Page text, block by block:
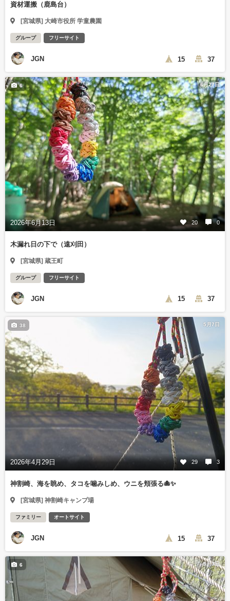
資材運搬（鹿島台）
[宮城県] 大崎市役所 学童農園
グループ フリーサイト
JGN 15 37
6月27日
2026年6月13日 20 0
6
木漏れ日の下で（遠刈田）
[宮城県] 蔵王町
グループ フリーサイト
JGN 15 37
5月7日
2026年4月29日 29 3
38
神割崎、海を眺め、タコを噛みしめ、ウニを頬張る🐙✨
[宮城県] 神割崎キャンプ場
ファミリー オートサイト
JGN 15 37
5月3日
6